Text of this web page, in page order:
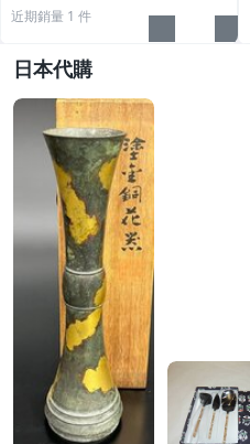
近期銷量 1 件
日本代購